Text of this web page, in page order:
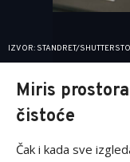
IZVOR: STANDRET/
Miris
čistoće
Čak i kada sve